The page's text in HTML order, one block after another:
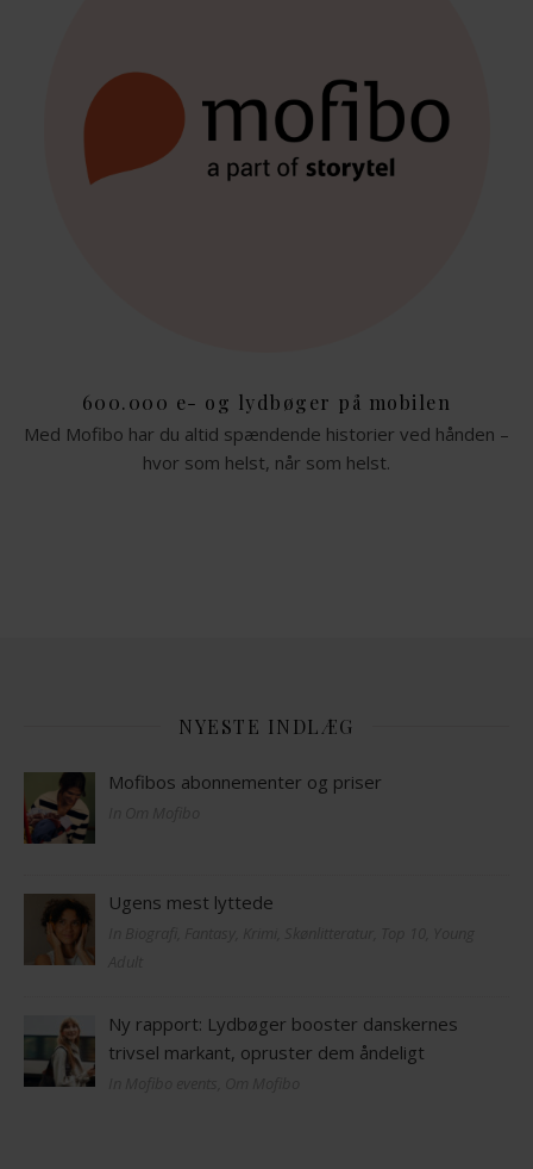
600.000 e- og lydbøger på mobilen
Med Mofibo har du altid spændende historier ved hånden –
hvor som helst, når som helst.
NYESTE INDLÆG
Mofibos abonnementer og priser
Ugens mest lyttede
Ny rapport: Lydbøger booster danskernes
trivsel markant, opruster dem åndeligt